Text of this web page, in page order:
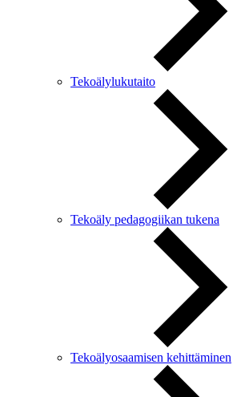
Tekoälylukutaito
Tekoäly pedagogiikan tukena
Tekoälyosaamisen kehittäminen